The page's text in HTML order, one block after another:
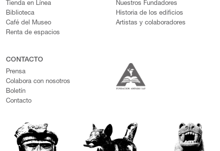
Tienda en Línea
Biblioteca
Café del Museo
Renta de espacios
Nuestros Fundadores
Historia de los edificios
Artistas y colaboradores
CONTACTO
Prensa
Colabora con nosotros
Boletín
Contacto